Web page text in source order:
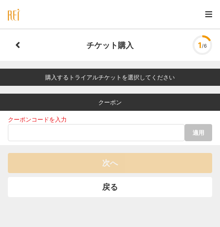
チケット購入 1 /6
購入するトライアルチケットを選択してください
クーポン
クーポンコードを入力
適用
次へ
戻る